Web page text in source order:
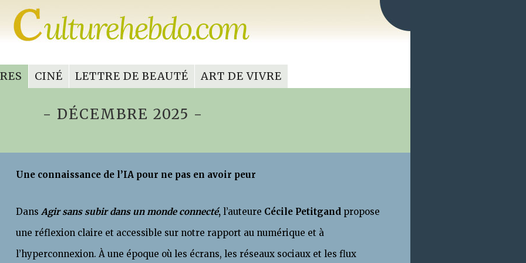
CINÉ LETTRE DE BEAUTÉ ART DE VIVRE
- DÉCEMBRE 2025 -
Une connaissance de l’IA pour ne pas en avoir peur
Dans Agir sans subir dans un monde connecté, l’auteure Cécile Petitgand propose
une réflexion claire et accessible sur notre rapport au numérique et à
l’hyperconnexion. À une époque où les écrans, les réseaux sociaux et les flux